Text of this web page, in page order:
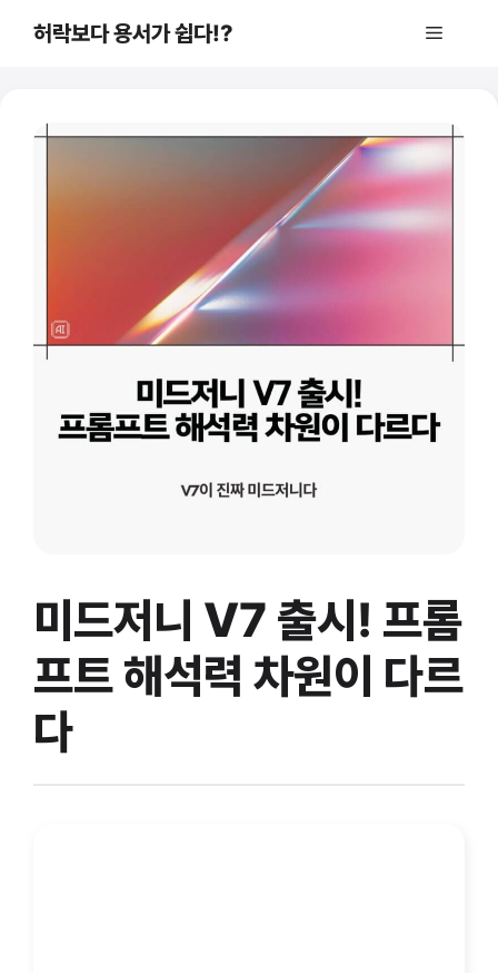
허락보다 용서가 쉽다!? 메
미드저니 V7 출시! 프롬
프트 해석력 차원이 다르
다